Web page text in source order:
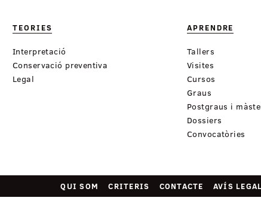
TEORIES
Interpretació
Conservació preventiva
Legal
APRENDRE
Tallers
Visites
Cursos
Graus
Postgraus i
Dossiers
Convocatòries
QUI SOM CRITERIS CONTACTE AVÍS LEGAL